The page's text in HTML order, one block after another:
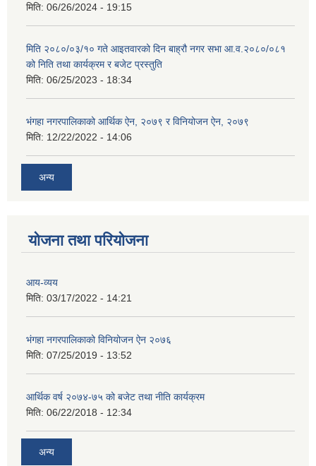
मिति: 06/26/2024 - 19:15
मिति २०८०/०३/१० गते आइतवारको दिन बाह्रौ नगर सभा आ.व.२०८०/०८१
को निति तथा कार्यक्रम र बजेट प्रस्तुति
मिति: 06/25/2023 - 18:34
भंगहा नगरपालिकाको आर्थिक ऐन, २०७९ र विनियोजन ऐन, २०७९
मिति: 12/22/2022 - 14:06
अन्य
योजना तथा परियोजना
आय-व्यय
मिति: 03/17/2022 - 14:21
भंगहा नगरपालिकाको विनियोजन ऐन २०७६
मिति: 07/25/2019 - 13:52
आर्थिक वर्ष २०७४-७५ को बजेट तथा नीति कार्यक्रम
मिति: 06/22/2018 - 12:34
अन्य